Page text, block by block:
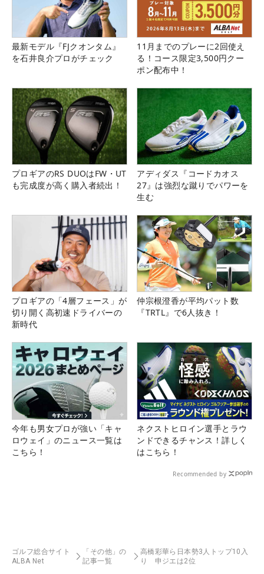
最新モデル『FJクオンタム』
を石井良介プロがチェック
11月までのプレーに2回使え
る！コース限定3,500円クー
ポン配布中！
プロギアのRS DUOはFW・UT
も完成度が高く購入者続出！
アディダス『コードカオス
27』は強烈な蹴りでパワーを
生む
プロギアの「4層フェース」が
切り開く高初速ドライバーの
新時代
仲宗根澄香が平均パット数
『TRTL』で6人抜き！
今年も男女プロが強い「キャ
ロウェイ」のニュース一覧は
こちら！
ネクストヒロイン選手とラウ
ンドできるチャンス！詳しく
はこちら！
Recommended by
ゴルフ総合サイト
ALBA Net
「その他」の
記事一覧
高橋彩華ら日本勢3人トップ10入
り 申ジエは2位